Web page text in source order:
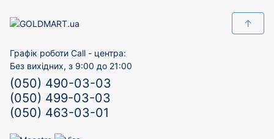
↑
Графік роботи Call - центра:
Без вихідних, з 9:00 до 21:00
(050) 490-03-03
(050) 499-03-03
(050) 463-03-01